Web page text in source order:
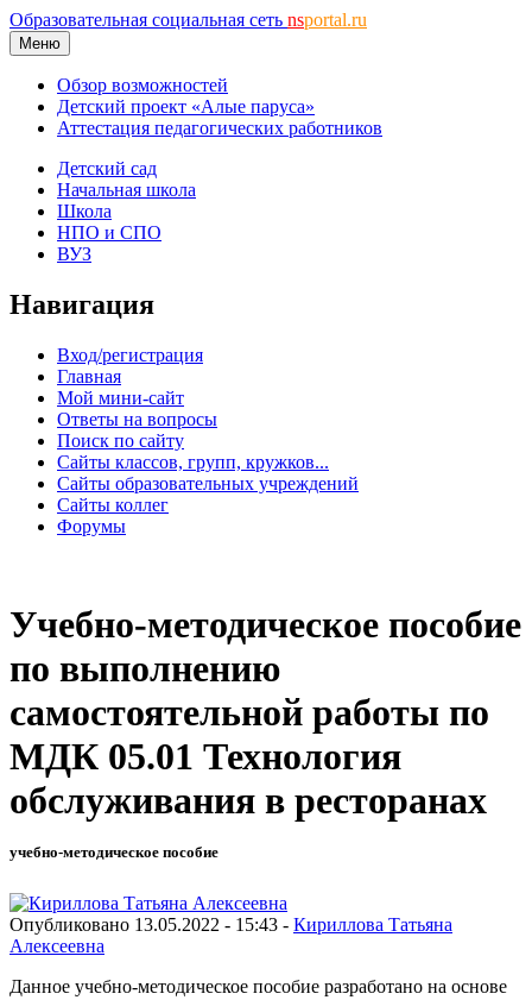
Образовательная социальная сеть nsportal.ru
Меню
Обзор возможностей
Детский проект «Алые паруса»
Аттестация педагогических работников
Детский сад
Начальная школа
Школа
НПО и СПО
ВУЗ
Навигация
Вход/регистрация
Главная
Мой мини-сайт
Ответы на вопросы
Поиск по сайту
Сайты классов, групп, кружков...
Сайты образовательных учреждений
Сайты коллег
Форумы
Учебно-методическое пособие
по выполнению
самостоятельной работы по
МДК 05.01 Технология
обслуживания в ресторанах
учебно-методическое пособие
Опубликовано 13.05.2022 - 15:43 - Кириллова Татьяна
Алексеевна
Данное учебно-методическое пособие разработано на основе